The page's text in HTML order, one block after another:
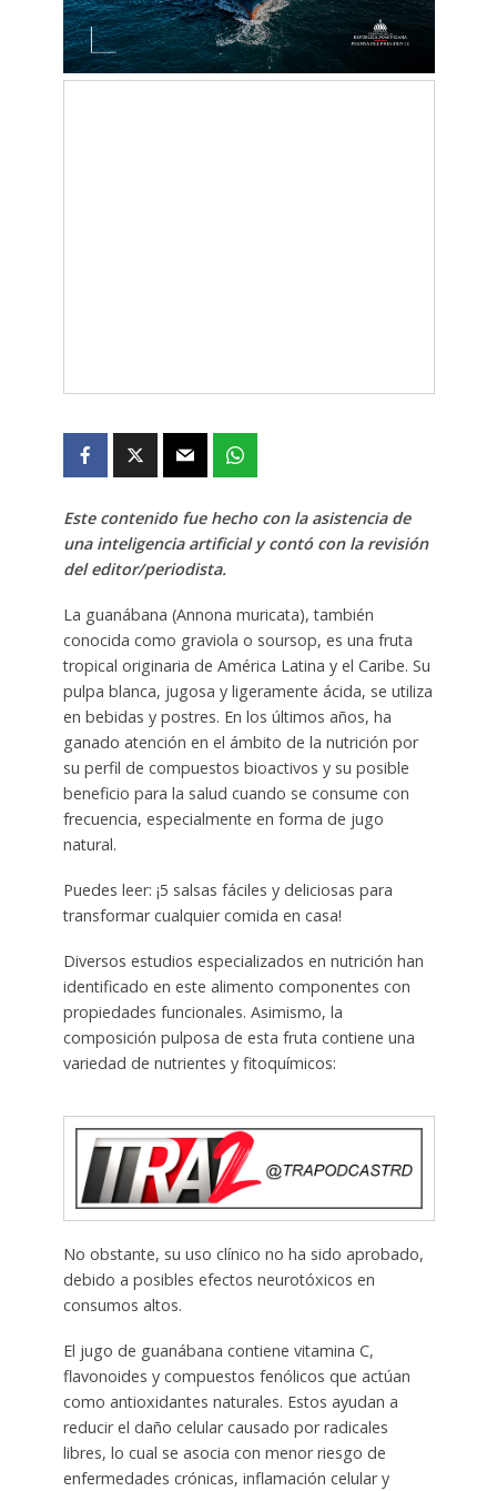
Este contenido fue hecho con la asistencia de
una inteligencia artificial y contó con la revisión
del editor/periodista.
La guanábana (Annona muricata), también
conocida como graviola o soursop, es una fruta
tropical originaria de América Latina y el Caribe. Su
pulpa blanca, jugosa y ligeramente ácida, se utiliza
en bebidas y postres. En los últimos años, ha
ganado atención en el ámbito de la nutrición por
su perfil de compuestos bioactivos y su posible
beneficio para la salud cuando se consume con
frecuencia, especialmente en forma de jugo
natural.
Puedes leer: ¡5 salsas fáciles y deliciosas para
transformar cualquier comida en casa!
Diversos estudios especializados en nutrición han
identificado en este alimento componentes con
propiedades funcionales. Asimismo, la
composición pulposa de esta fruta contiene una
variedad de nutrientes y fitoquímicos:
No obstante, su uso clínico no ha sido aprobado,
debido a posibles efectos neurotóxicos en
consumos altos.
El jugo de guanábana contiene vitamina C,
flavonoides y compuestos fenólicos que actúan
como antioxidantes naturales. Estos ayudan a
reducir el daño celular causado por radicales
libres, lo cual se asocia con menor riesgo de
enfermedades crónicas, inflamación celular y